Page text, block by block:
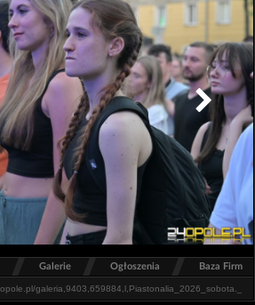
/ Galerie / Ogłoszenia / Baza Firm